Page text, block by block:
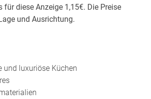
für diese Anzeige 1,15€. Die Preise
und Ausrichtung.
und luxuriöse Küchen